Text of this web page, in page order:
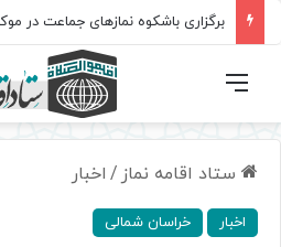
برگزاری باشکوه نمازهای جماعت در
فهرست
ستاد اقامه نماز / اخبار
اخبار خراسان شمالی